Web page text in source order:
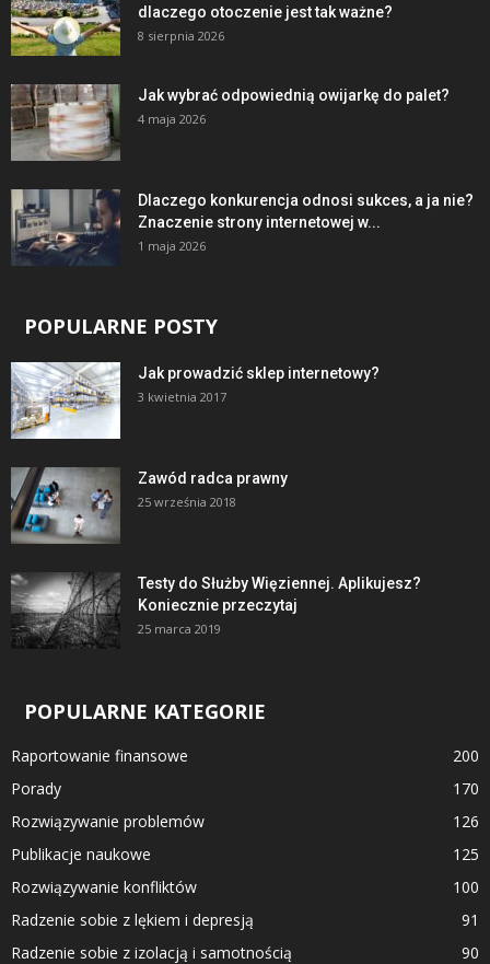
dlaczego otoczenie jest tak ważne?
8 sierpnia 2026
Jak wybrać odpowiednią owijarkę do palet?
4 maja 2026
Dlaczego konkurencja odnosi sukces, a ja nie?
Znaczenie strony internetowej w...
1 maja 2026
POPULARNE POSTY
Jak prowadzić sklep internetowy?
3 kwietnia 2017
Zawód radca prawny
25 września 2018
Testy do Służby Więziennej. Aplikujesz?
Koniecznie przeczytaj
25 marca 2019
POPULARNE KATEGORIE
Raportowanie finansowe
200
Porady
170
Rozwiązywanie problemów
126
Publikacje naukowe
125
Rozwiązywanie konfliktów
100
Radzenie sobie z lękiem i depresją
91
Radzenie sobie z izolacją i samotnością
90